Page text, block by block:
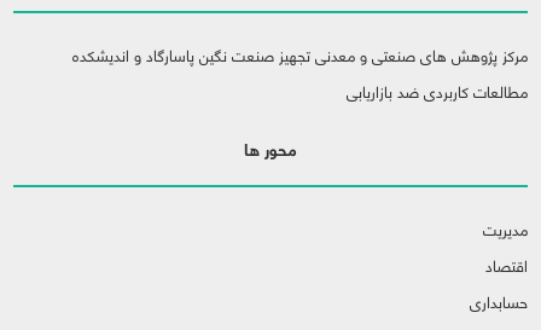
مرکز پژوهش های صنعتی و معدنی تجهیز صنعت نگین پاسارگاد و اندیشکده
مطالعات کاربردی ضد بازاریابی
محور ها
مدیریت
اقتصاد
حسابداری